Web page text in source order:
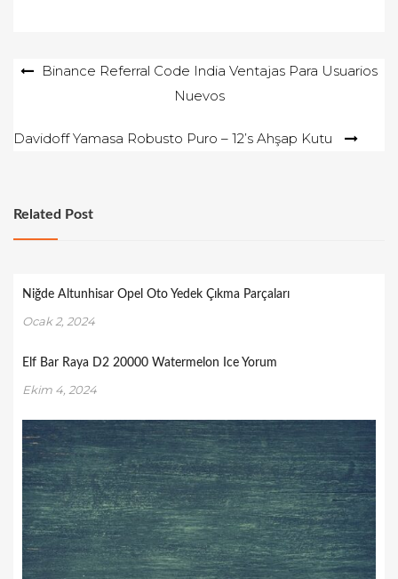
YazıBinance Referral Code India Ventajas Para Usuarios
Nuevos
Davidoff Yamasa Robusto Puro – 12’s Ahşap Kutu
Related Post
Niğde Altunhisar Opel Oto Yedek Çıkma Parçaları
Ocak 2, 2024
Elf Bar Raya D2 20000 Watermelon Ice Yorum
Ekim 4, 2024